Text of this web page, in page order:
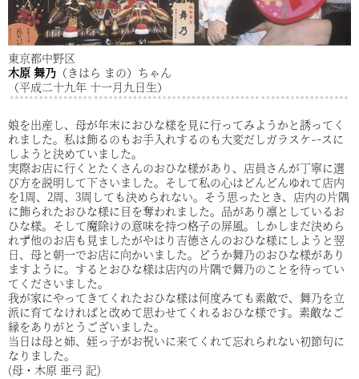
東京都中野区
木原 舞乃 （きはら まの）ちゃん
（平成二十九年 十一月九日生）
娘を出産し、母が年末におひな様を見に行ってみようかと誘ってく
れました。私は飾るのもお手入れするのも大変だしガラスケースに
しようと決めていました。
実際お店に行くとたくさんのおひな様があり、店員さんが丁寧に選
び方を説明して下さいました。そして私の心はどんどんゆれて店内
を1周、2周、3周しても決められない。そう思ったとき、店内の片隅
に飾られたおひな様に目を奪われました。品があり凛としているお
ひな様。そして魔除けの意味を持つ格子の屏風。しかしまだ決めら
れず他のお店も見ましたがやはり吉德さんのおひな様にしようと翌
日、母と朝一でお店に向かいました。どうか舞乃のおひな様があり
ますように。するとおひな様は店内の片隅で舞乃のことを待ってい
てくださいました。
我が家にやってきてくれたおひな様は何度みても素敵で、舞乃を立
派に育てなければと改めて思わせてくれるおひな様です。素敵なご
縁をありがとうございました。
当日は母と姉、姪っ子がお祝いに来てくれて忘れられない初節句に
なりました。
(母・木原 亜弓 記)